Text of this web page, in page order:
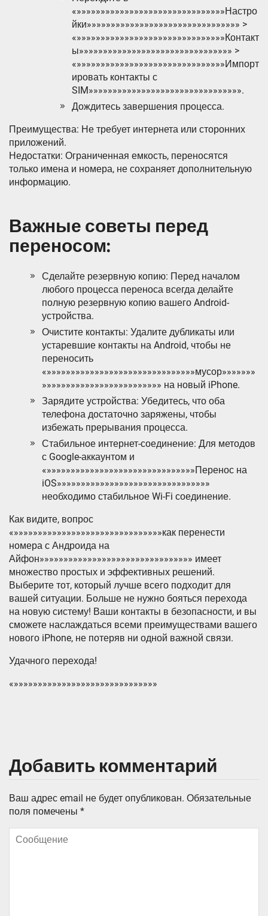
«»»»»»»»»»»»»»»»»»»»»»»»»»»»»»»»Настро
йки»»»»»»»»»»»»»»»»»»»»»»»»»»»»»»»» >
«»»»»»»»»»»»»»»»»»»»»»»»»»»»»»»»Контакт
ы»»»»»»»»»»»»»»»»»»»»»»»»»»»»»»»» >
«»»»»»»»»»»»»»»»»»»»»»»»»»»»»»»»Импорт
ировать контакты с
SIM»»»»»»»»»»»»»»»»»»»»»»»»»»»»»»»».
Дождитесь завершения процесса.
Преимущества: Не требует интернета или сторонних
приложений.
Недостатки: Ограниченная емкость, переносятся
только имена и номера, не сохраняет дополнительную
информацию.
Важные советы перед
переносом:
Сделайте резервную копию: Перед началом
любого процесса переноса всегда делайте
полную резервную копию вашего Android-
устройства.
Очистите контакты: Удалите дубликаты или
устаревшие контакты на Android, чтобы не
переносить
«»»»»»»»»»»»»»»»»»»»»»»»»»»»»»»»мусор»»»»»»»
»»»»»»»»»»»»»»»»»»»»»»»»» на новый iPhone.
Зарядите устройства: Убедитесь, что оба
телефона достаточно заряжены, чтобы
избежать прерывания процесса.
Стабильное интернет-соединение: Для методов
с Google-аккаунтом и
«»»»»»»»»»»»»»»»»»»»»»»»»»»»»»»»Перенос на
iOS»»»»»»»»»»»»»»»»»»»»»»»»»»»»»»»»
необходимо стабильное Wi-Fi соединение.
Как видите, вопрос
«»»»»»»»»»»»»»»»»»»»»»»»»»»»»»»»как перенести
номера с Андроида на
Айфон»»»»»»»»»»»»»»»»»»»»»»»»»»»»»»»» имеет
множество простых и эффективных решений.
Выберите тот, который лучше всего подходит для
вашей ситуации. Больше не нужно бояться перехода
на новую систему! Ваши контакты в безопасности, и вы
сможете наслаждаться всеми преимуществами вашего
нового iPhone, не потеряв ни одной важной связи.
Удачного перехода!
«»»»»»»»»»»»»»»»»»»»»»»»»»»»»»»
Добавить комментарий
Ваш адрес email не будет опубликован. Обязательные
поля помечены *